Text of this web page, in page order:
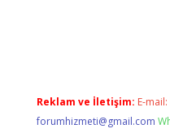
Reklam ve İletişim: E-mail:
forumhizmeti@gmail.com